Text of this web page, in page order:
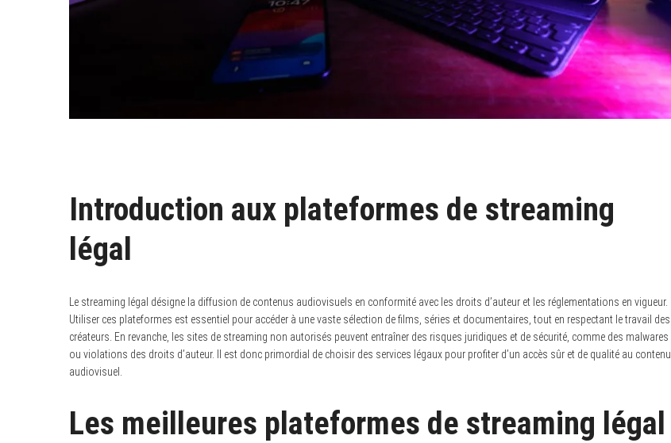
Introduction aux plateformes de streaming
légal
Le streaming légal désigne la diffusion de contenus audiovisuels en conformité avec les droits d’auteur et les réglementations en vigueur.
Utiliser ces plateformes est essentiel pour accéder à une vaste sélection de films, séries et documentaires, tout en respectant le travail des
créateurs. En revanche, les sites de streaming non autorisés peuvent entraîner des risques juridiques et de sécurité, comme des malwares
ou violations des droits d’auteur. Il est donc primordial de choisir des services légaux pour profiter d’un accès sûr et de qualité au contenu
audiovisuel.
Les meilleures plateformes de streaming légal